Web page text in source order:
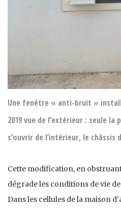
Une fenêtre « anti-bruit »
2019 vue de l’extérieur : seule
s’ouvrir de l’intérieur, le
Cette modification, en
dégrade les conditions de vie
Dans les cellules de la maison